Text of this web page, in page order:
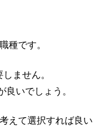
種です。
ません。
良いでしょう。
えて選択すれば良い